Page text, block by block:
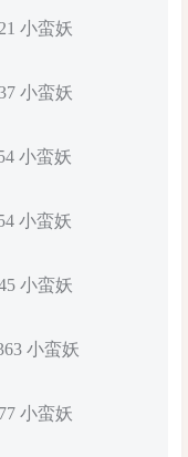
小蛮妖
小蛮妖
小蛮妖
小蛮妖
小蛮妖
小蛮妖
小蛮妖